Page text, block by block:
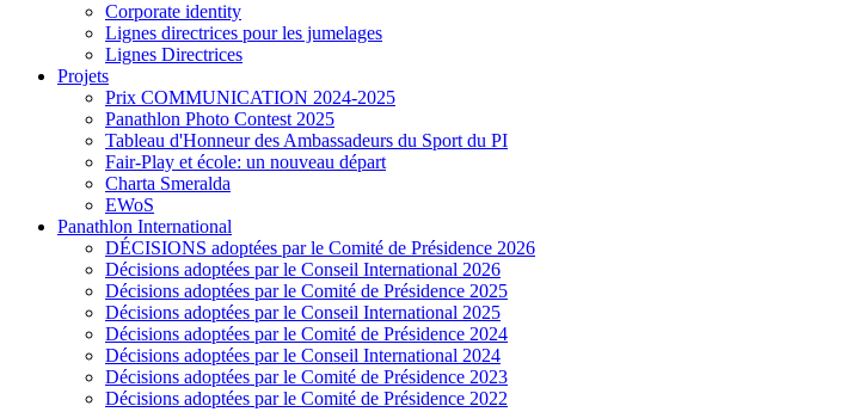
Corporate identity
Lignes directrices pour les jumelages
Lignes Directrices
Projets
Prix COMMUNICATION 2024-2025
Panathlon Photo Contest 2025
Tableau d'Honneur des Ambassadeurs du Sport du PI
Fair-Play et école: un nouveau départ
Charta Smeralda
EWoS
Panathlon International
DÉCISIONS adoptées par le Comité de Présidence 2026
Décisions adoptées par le Conseil International 2026
Décisions adoptées par le Comité de Présidence 2025
Décisions adoptées par le Conseil International 2025
Décisions adoptées par le Comité de Présidence 2024
Décisions adoptées par le Conseil International 2024
Décisions adoptées par le Comité de Présidence 2023
Décisions adoptées par le Comité de Présidence 2022